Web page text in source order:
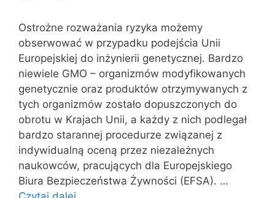
Ostrożne rozważania ryzyka możemy
obserwować w przypadku podejścia Unii
Europejskiej do inżynierii genetycznej. Bardzo
niewiele GMO – organizmów modyfikowanych
genetycznie oraz produktów otrzymywanych z
tych organizmów zostało dopuszczonych do
obrotu w Krajach Unii, a każdy z nich podlegał
bardzo starannej procedurze związanej z
indywidualną oceną przez niezależnych
naukowców, pracujących dla Europejskiego
Biura Bezpieczeństwa Żywności (EFSA). …